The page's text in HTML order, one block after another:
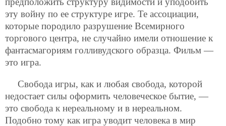
эту войну по ее структуре игре. Те ассоциации,
которые породило разрушение Всемирного
торгового центра, не случайно имели отношение к
фантасмагориям голливудского образца. Фильм —
это игра.
Свобода игры, как и любая свобода, которой
недостает силы оформить человеческое бытие, —
это свобода к нереальному и в нереальном.
Подобно тому как игра уводит человека в мир